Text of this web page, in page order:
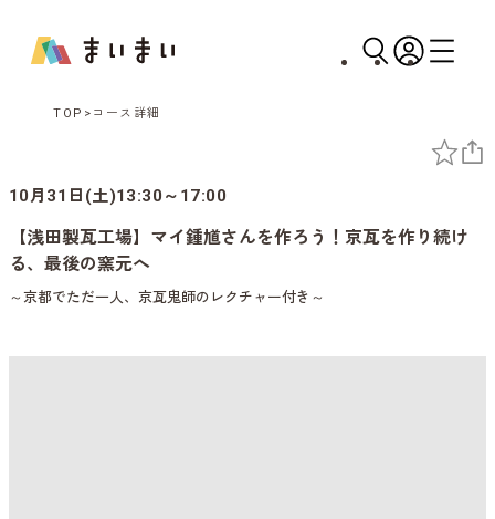
TOP コース詳細
10月31日(土)13:30～17:00
【浅田製瓦工場】マイ鍾馗さんを作ろう！京瓦を作り続け
る、最後の窯元へ
～京都でただ一人、京瓦鬼師のレクチャー付き～